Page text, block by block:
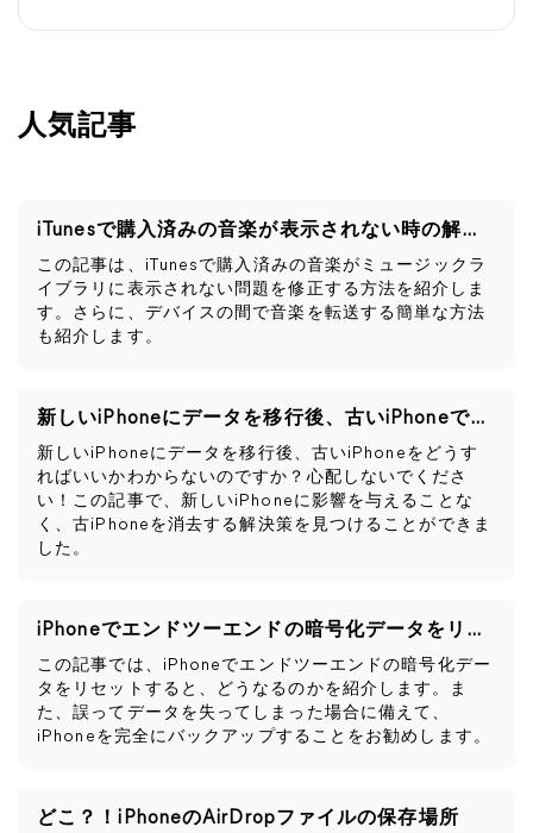
人気記事
iTunesで購入済みの音楽が表示されない時の解決策
この記事は、iTunesで購入済みの音楽がミュージックラ
イブラリに表示されない問題を修正する方法を紹介しま
す。さらに、デバイスの間で音楽を転送する簡単な方法
も紹介します。
新しいiPhoneにデータを移行後、古いiPhoneですべきこと
新しいiPhoneにデータを移行後、古いiPhoneをどうす
ればいいかわからないのですか？心配しないでくださ
い！この記事で、新しいiPhoneに影響を与えることな
く、古iPhoneを消去する解決策を見つけることができま
した。
iPhoneでエンドツーエンドの暗号化データをリセットするとどうなるか
この記事では、iPhoneでエンドツーエンドの暗号化デー
タをリセットすると、どうなるのかを紹介します。ま
た、誤ってデータを失ってしまった場合に備えて、
iPhoneを完全にバックアップすることをお勧めします。
どこ？！iPhoneのAirDropファイルの保存場所